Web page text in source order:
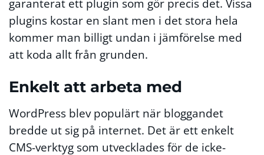
garanterat ett plugin som gör precis det. Vissa
plugins kostar en slant men i det stora hela
kommer man billigt undan i jämförelse med
att koda allt från grunden.
Enkelt att arbeta med
WordPress blev populärt när bloggandet
bredde ut sig på internet. Det är ett enkelt
CMS-verktyg som utvecklades för de icke-